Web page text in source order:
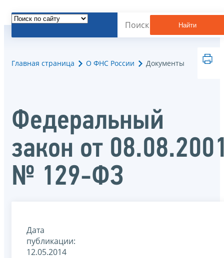
Найти
Главная страница О ФНС России Документы
Федеральный
закон от
№ 129-ФЗ
Дата
публикации:
12.05.2014